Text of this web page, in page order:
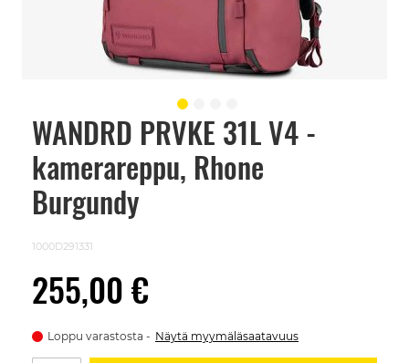
WANDRD PRVKE 31L V4 -
kamerareppu, Rhone
Burgundy
1000D291331
255,00 €
Loppu varastosta Näytä myymäläsaatavuus
Skip
beginning
images